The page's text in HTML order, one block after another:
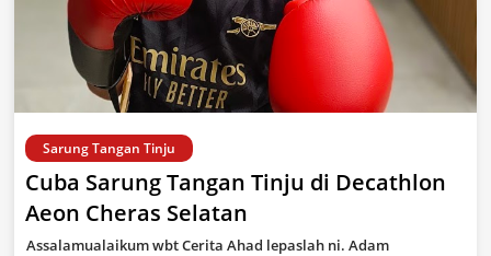
Sarung Tangan Tinju
Cuba Sarung Tangan Tinju di Decathlon
Aeon Cheras Selatan
Assalamualaikum wbt Cerita Ahad lepaslah ni. Adam